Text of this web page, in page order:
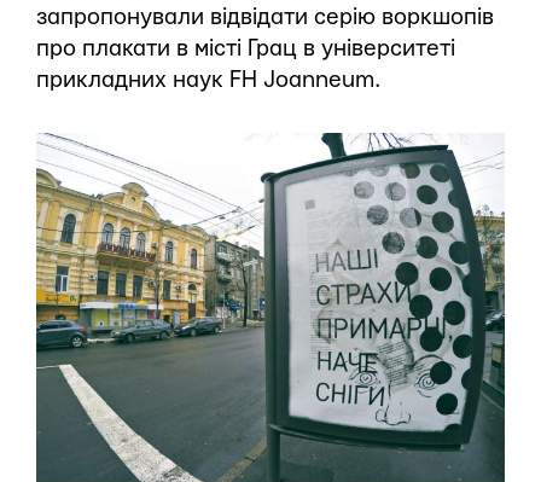
запропонували відвідати серію воркшопів
про плакати в місті Грац в університеті
прикладних наук FH Joanneum.